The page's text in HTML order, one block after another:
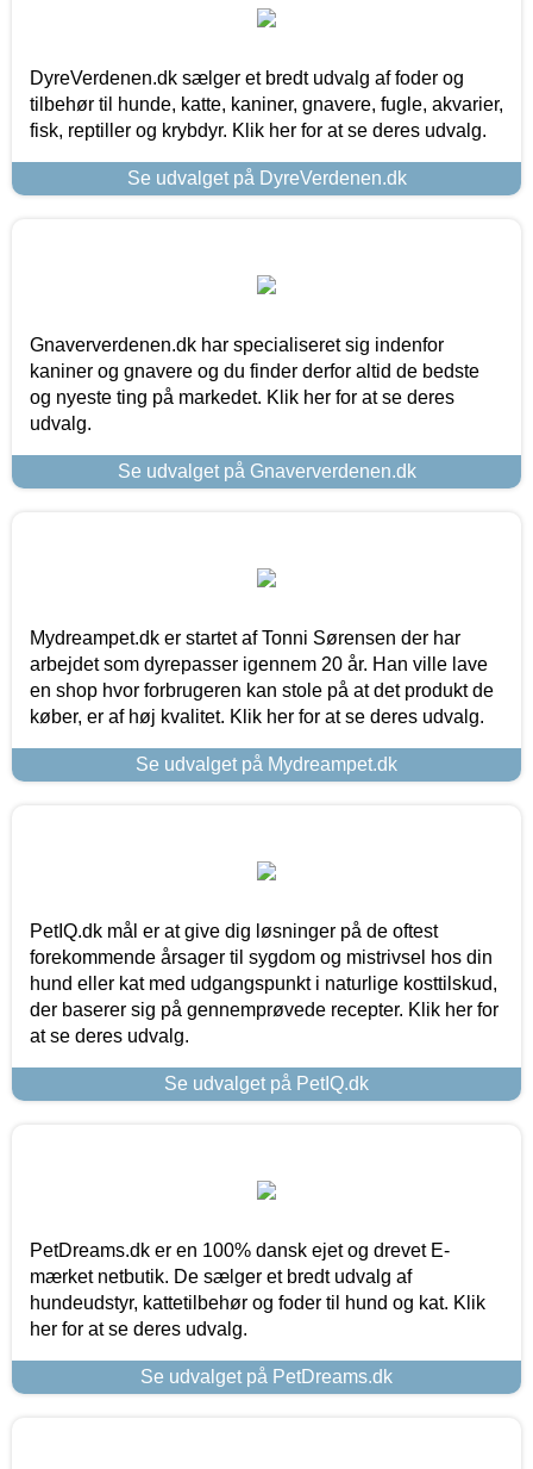
DyreVerdenen.dk sælger et bredt udvalg af foder og
tilbehør til hunde, katte, kaniner, gnavere, fugle, akvarier,
fisk, reptiller og krybdyr. Klik her for at se deres udvalg.
Se udvalget på DyreVerdenen.dk
Gnaververdenen.dk har specialiseret sig indenfor
kaniner og gnavere og du finder derfor altid de bedste
og nyeste ting på markedet. Klik her for at se deres
udvalg.
Se udvalget på Gnaververdenen.dk
Mydreampet.dk er startet af Tonni Sørensen der har
arbejdet som dyrepasser igennem 20 år. Han ville lave
en shop hvor forbrugeren kan stole på at det produkt de
køber, er af høj kvalitet. Klik her for at se deres udvalg.
Se udvalget på Mydreampet.dk
PetIQ.dk mål er at give dig løsninger på de oftest
forekommende årsager til sygdom og mistrivsel hos din
hund eller kat med udgangspunkt i naturlige kosttilskud,
der baserer sig på gennemprøvede recepter. Klik her for
at se deres udvalg.
Se udvalget på PetIQ.dk
PetDreams.dk er en 100% dansk ejet og drevet E-
mærket netbutik. De sælger et bredt udvalg af
hundeudstyr, kattetilbehør og foder til hund og kat. Klik
her for at se deres udvalg.
Se udvalget på PetDreams.dk